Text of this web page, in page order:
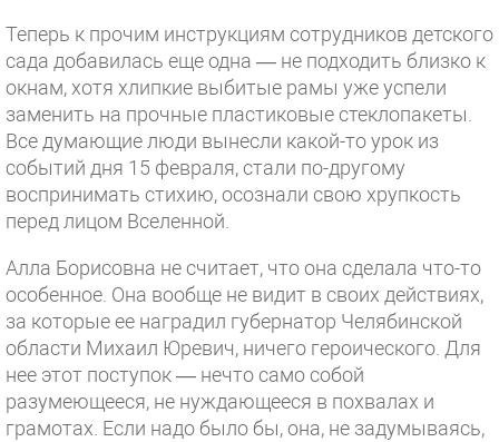
Теперь к прочим инструкциям сотрудников детского
сада добавилась еще одна — не подходить близко к
окнам, хотя хлипкие выбитые рамы уже успели
заменить на прочные пластиковые стеклопакеты.
Все думающие люди вынесли какой-то урок из
событий дня 15 февраля, стали по-другому
воспринимать стихию, осознали свою хрупкость
перед лицом Вселенной.
Алла Борисовна не считает, что она сделала что-то
особенное. Она вообще не видит в своих действиях,
за которые ее наградил губернатор Челябинской
области Михаил Юревич, ничего героического. Для
нее этот поступок — нечто само собой
разумеющееся, не нуждающееся в похвалах и
грамотах. Если надо было бы, она, не задумываясь,